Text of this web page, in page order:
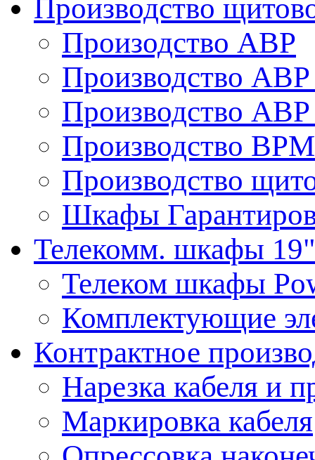
Производство
Произодство АВР
Производство
Производство
Производство ВРМ
Производство
Шкафы
Телекомм. шкафы
Телеком шкафы
Комплектующие
Контрактное
Нарезка кабеля и
Маркировка кабеля